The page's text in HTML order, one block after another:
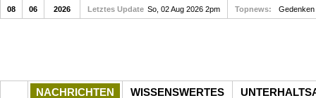
NACHRICHTEN WISSENSWERTES
08 06 2026 Letztes Update So, 02 Aug 2026 2pm Topnews: Gedenken